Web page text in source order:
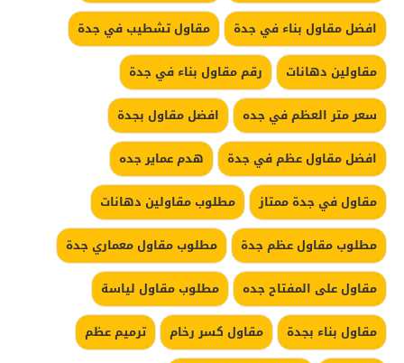
افضل مقاول بناء في جدة
مقاول تشطيب في جدة
مقاولين دهانات
رقم مقاول بناء في جدة
سعر متر العظم في جده
افضل مقاول بجدة
افضل مقاول عظم في جدة
هدم عماير جده
مقاول في جدة ممتاز
مطلوب مقاولين دهانات
مطلوب مقاول عظم جدة
مطلوب مقاول معماري جدة
مقاول على المفتاح جده
مطلوب مقاول لياسة
مقاول بناء بجدة
مقاول كسر رخام
ترميم عظم